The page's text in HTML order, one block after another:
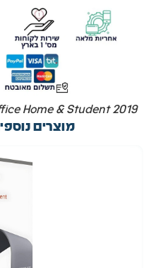
Home & Student 2019
מוצרים